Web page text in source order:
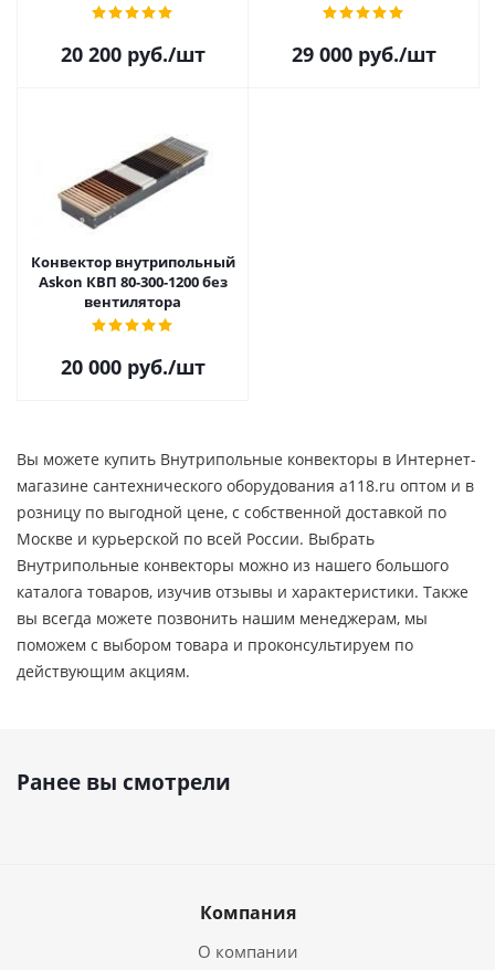
20 200руб./шт 29 000руб./шт
Конвектор внутрипольный
Askon КВП 80-300-1200 без
вентилятора
20 000руб./шт
Вы можете купить Внутрипольные конвекторы в Интернет-
магазине сантехнического оборудования a118.ru оптом и в
розницу по выгодной цене, c собственной доставкой по
Москве и курьерской по всей России. Выбрать
Внутрипольные конвекторы можно из нашего большого
каталога товаров, изучив отзывы и характеристики. Также
вы всегда можете позвонить нашим менеджерам, мы
поможем с выбором товара и проконсультируем по
действующим акциям.
Ранее вы смотрели
Компания
О компании